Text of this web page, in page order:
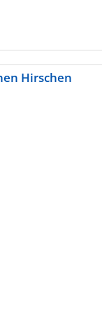
Hirschen